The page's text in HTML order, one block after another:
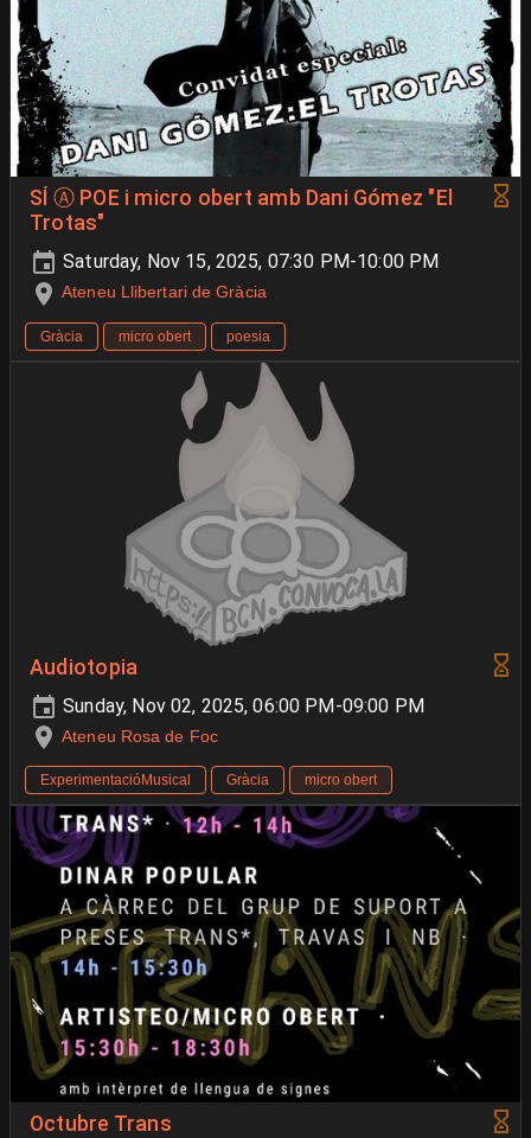
SÍ Ⓐ POE i micro obert amb Dani Gómez "El
Trotas"
Saturday, Nov 15, 2025, 07:30 PM-10:00 PM
Ateneu Llibertari de Gràcia
Gràcia micro obert poesia
Audiotopia
Sunday, Nov 02, 2025, 06:00 PM-09:00 PM
Ateneu Rosa de Foc
ExperimentacióMusical Gràcia micro obert
Octubre Trans